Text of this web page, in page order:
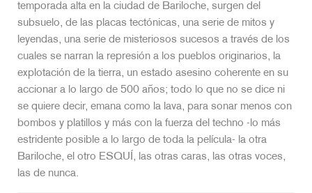
temporada alta en la ciudad de Bariloche, surgen del
subsuelo, de las placas tectónicas, una serie de mitos y
leyendas, una serie de misteriosos sucesos a través de los
cuales se narran la represión a los pueblos originarios, la
explotación de la tierra, un estado asesino coherente en su
accionar a lo largo de 500 años; todo lo que no se dice ni
se quiere decir, emana como la lava, para sonar menos con
bombos y platillos y más con la fuerza del techno -lo más
estridente posible a lo largo de toda la película- la otra
Bariloche, el otro ESQUÍ, las otras caras, las otras voces,
las de nunca.